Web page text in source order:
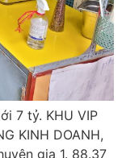
7 tỷ. KHU VIP
KINH DOANH,
gia 1. 88.37